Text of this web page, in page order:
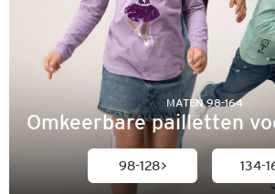
MATEN 98-164
Omkeerbare pailletten
98-128 134-